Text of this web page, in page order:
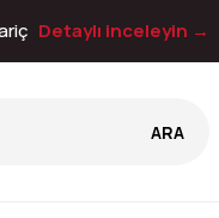
Detaylı inceleyin →
ARA